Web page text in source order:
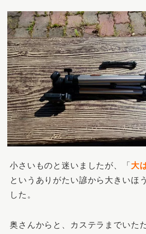
小さいものと迷いましたが、「 大
というありがたい諺から大きいほ
した。
奥さんからと、カステラまでいた